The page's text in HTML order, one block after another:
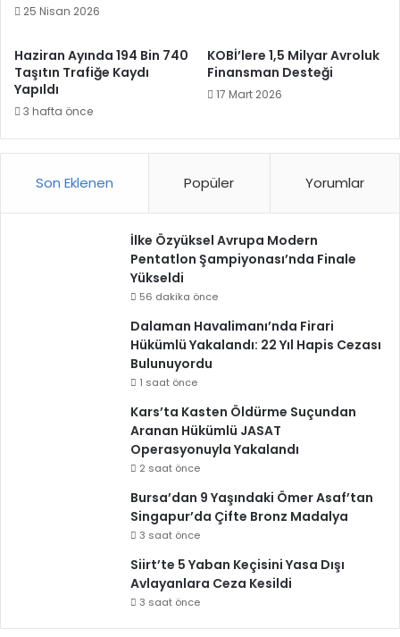
25 Nisan 2026
Haziran Ayında 194 Bin 740
Taşıtın Trafiğe Kaydı
Yapıldı
3 hafta önce
KOBİ’lere 1,5 Milyar Avroluk
Finansman Desteği
17 Mart 2026
Son Eklenen Popüler Yorumlar
İlke Özyüksel Avrupa Modern
Pentatlon Şampiyonası’nda Finale
Yükseldi
56 dakika önce
Dalaman Havalimanı’nda Firari
Hükümlü Yakalandı: 22 Yıl Hapis Cezası
Bulunuyordu
1 saat önce
Kars’ta Kasten Öldürme Suçundan
Aranan Hükümlü JASAT
Operasyonuyla Yakalandı
2 saat önce
Bursa’dan 9 Yaşındaki Ömer Asaf’tan
Singapur’da Çifte Bronz Madalya
3 saat önce
Siirt’te 5 Yaban Keçisini Yasa Dışı
Avlayanlara Ceza Kesildi
3 saat önce